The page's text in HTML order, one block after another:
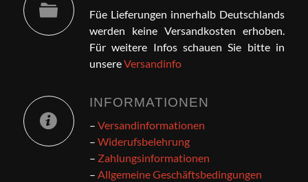
Füe Lieferungen innerhalb Deutschlands
werden keine Versandkosten erhoben.
Für weitere Infos schauen Sie bitte in
unsereVersandinfo
INFORMATIONEN
– Versandinformationen
– Widerufsbelehrung
– Zahlungsinformationen
– Allgemeine Geschäftsbedingungen